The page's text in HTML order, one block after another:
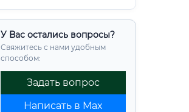
У Вас остались вопросы?
Свяжитесь с нами удобным
способом:
Задать вопрос
Написать в Max